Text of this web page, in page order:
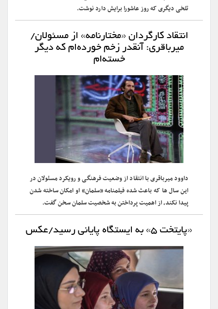
تلخی دیگری که روز عاشورا برایش دارد نوشت.
انتقاد کارگردان «مختارنامه» از مسئولان/
میرباقری: آنقدر زخم خورده‌ام که دیگر
خسته‌ام
داوود میرباقری با انتقاد از وضعیت فرهنگی و رویکرد مسئولان در
این سال ها که باعث شده فیلمنامه «سلمان» او امکان ساخته شدن
پیدا نکند، از اهمیت پرداختن به شخصیت سلمان سخن گفت.
«پایتخت ۵» به ایستگاه پایانی رسید/عکس